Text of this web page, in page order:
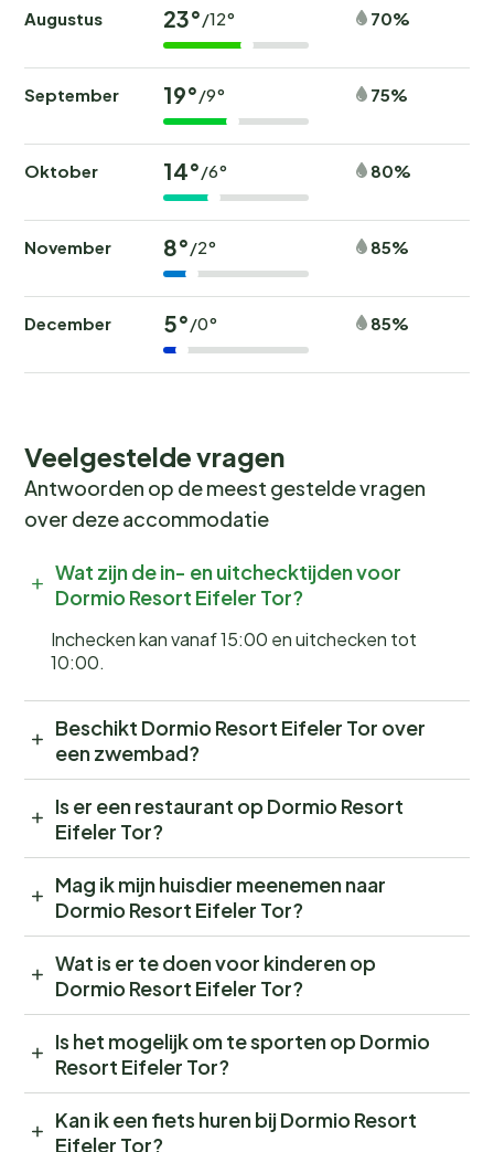
Augustus 23°/12° 70%
September 19°/9° 75%
Oktober 14°/6° 80%
November 8°/2° 85%
December 5°/0° 85%
Veelgestelde vragen
Antwoorden op de meest gestelde vragen
over deze accommodatie
Wat zijn de in- en uitchecktijden voor
Dormio Resort Eifeler Tor?
Inchecken kan vanaf 15:00 en uitchecken tot
10:00.
Beschikt Dormio Resort Eifeler Tor over
een zwembad?
Is er een restaurant op Dormio Resort
Eifeler Tor?
Mag ik mijn huisdier meenemen naar
Dormio Resort Eifeler Tor?
Wat is er te doen voor kinderen op
Dormio Resort Eifeler Tor?
Is het mogelijk om te sporten op Dormio
Resort Eifeler Tor?
Kan ik een fiets huren bij Dormio Resort
Eifeler Tor?